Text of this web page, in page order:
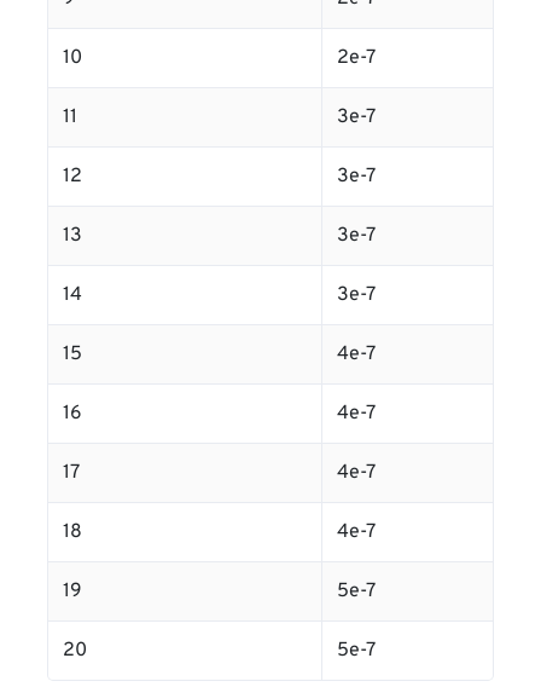
10 2e-7
11 3e-7
12 3e-7
13 3e-7
14 3e-7
15 4e-7
16 4e-7
17 4e-7
18 4e-7
19 5e-7
20 5e-7